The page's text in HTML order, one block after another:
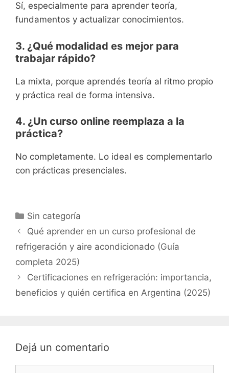
Sí, especialmente para aprender teoría,
fundamentos y actualizar conocimientos.
3. ¿Qué modalidad es mejor para
trabajar rápido?
La mixta, porque aprendés teoría al ritmo propio
y práctica real de forma intensiva.
4. ¿Un curso online reemplaza a la
práctica?
No completamente. Lo ideal es complementarlo
con prácticas presenciales.
Categorías
Sin categoría
Qué aprender en un curso profesional de
refrigeración y aire acondicionado (Guía
completa 2025)
Certificaciones en refrigeración: importancia,
beneficios y quién certifica en Argentina (2025)
Dejá un comentario